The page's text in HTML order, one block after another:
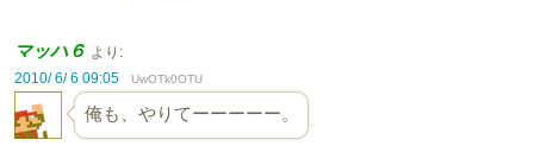
マッハ６ より:
2010/ 6/ 6 09:05
UwOTk0OTU
俺も、やりてーーーーー。